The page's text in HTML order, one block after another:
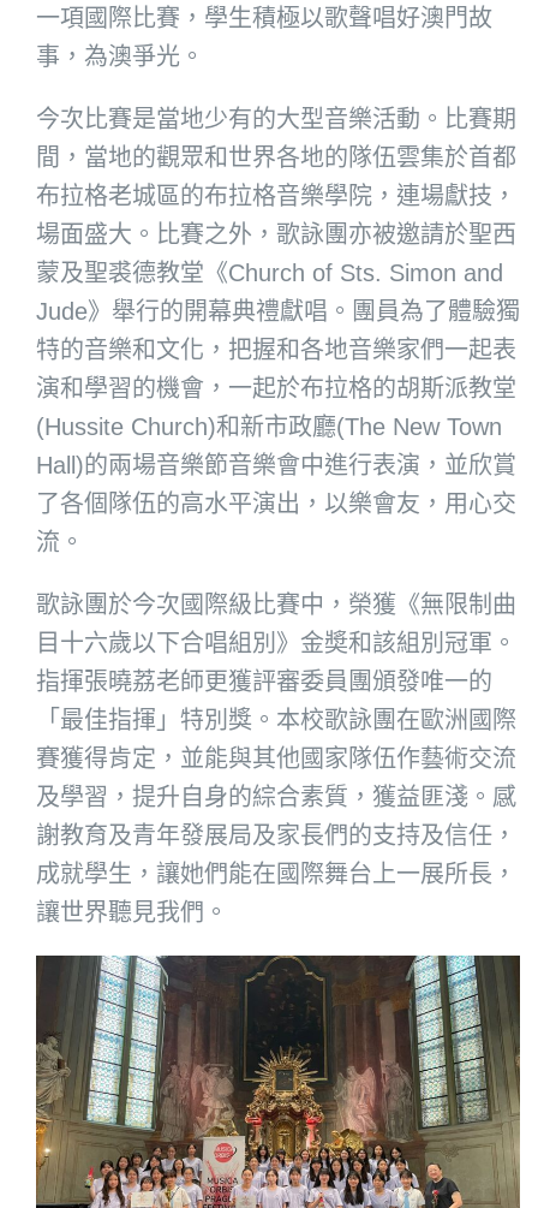
一項國際比賽，學生積極以歌聲唱好澳門故
事，為澳爭光。
今次比賽是當地少有的大型音樂活動。比賽期
間，當地的觀眾和世界各地的隊伍雲集於首都
布拉格老城區的布拉格音樂學院，連場獻技，
場面盛大。比賽之外，歌詠團亦被邀請於聖西
蒙及聖裘德教堂《Church of Sts. Simon and
Jude》舉行的開幕典禮獻唱。團員為了體驗獨
特的音樂和文化，把握和各地音樂家們一起表
演和學習的機會，一起於布拉格的胡斯派教堂
(Hussite Church)和新市政廳(The New Town
Hall)的兩場音樂節音樂會中進行表演，並欣賞
了各個隊伍的高水平演出，以樂會友，用心交
流。
歌詠團於今次國際級比賽中，榮獲《無限制曲
目十六歲以下合唱組別》金奬和該組別冠軍。
指揮張曉荔老師更獲評審委員團頒發唯一的
「最佳指揮」特別獎。本校歌詠團在歐洲國際
賽獲得肯定，並能與其他國家隊伍作藝術交流
及學習，提升自身的綜合素質，獲益匪淺。感
謝教育及青年發展局及家長們的支持及信任，
成就學生，讓她們能在國際舞台上一展所長，
讓世界聽見我們。